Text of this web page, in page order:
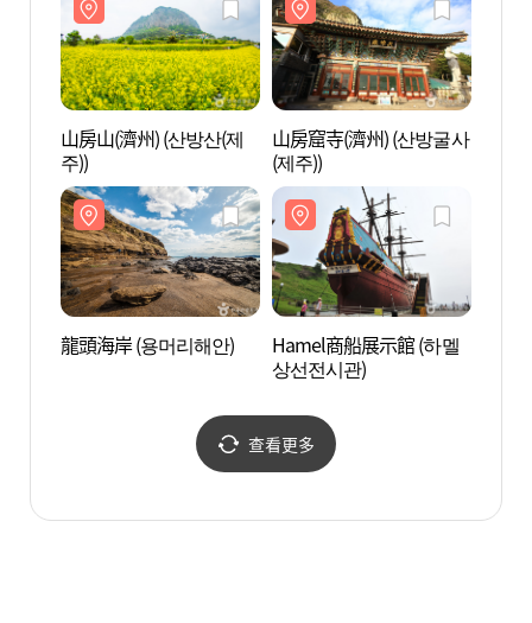
山房山(濟州) (산방산(제
주))
山房窟寺(濟州) (산방굴사
(제주))
龍頭海岸 (용머리해안)
Hamel商船展示館 (하멜
상선전시관)
查看更多